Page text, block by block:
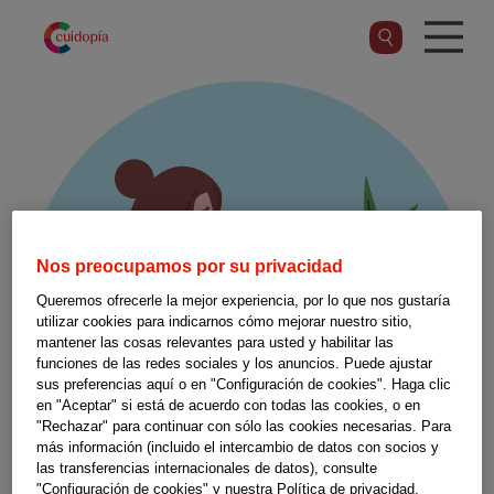
contenido
Nos preocupamos por su privacidad
Queremos ofrecerle la mejor experiencia, por lo que nos gustaría
utilizar cookies para indicarnos cómo mejorar nuestro sitio,
mantener las cosas relevantes para usted y habilitar las
funciones de las redes sociales y los anuncios. Puede ajustar
sus preferencias aquí o en "Configuración de cookies". Haga clic
en "Aceptar" si está de acuerdo con todas las cookies, o en
"Rechazar" para continuar con sólo las cookies necesarias. Para
más información (incluido el intercambio de datos con socios y
las transferencias internacionales de datos), consulte
"Configuración de cookies" y nuestra Política de privacidad.